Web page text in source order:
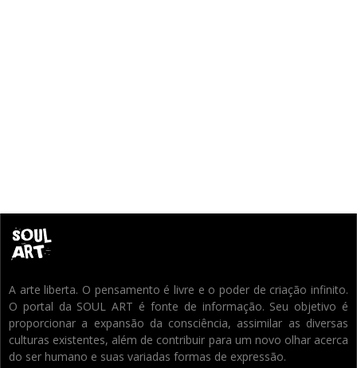
A arte liberta. O pensamento é livre e o poder de criação infinito.
O portal da SOUL ART é fonte de informação. Seu objetivo é
proporcionar a expansão da consciência, assimilar as diversas
culturas existentes, além de contribuir para um novo olhar acerca
do ser humano e suas variadas formas de expressão.